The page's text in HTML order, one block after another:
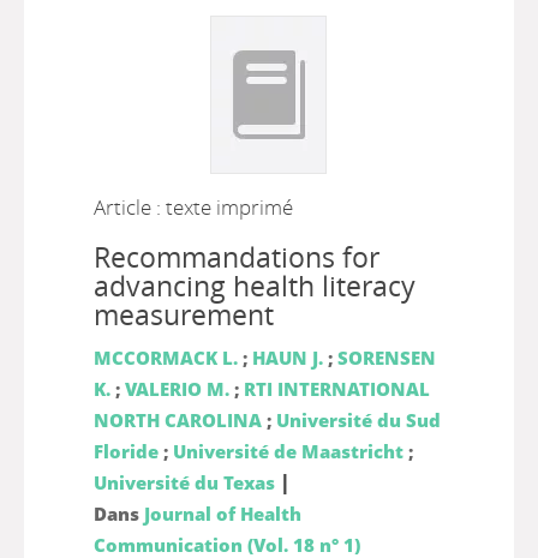
Article : texte imprimé
Recommandations for
advancing health literacy
measurement
MCCORMACK L.; HAUN J.; SORENSEN
K.; VALERIO M.; RTI INTERNATIONAL
NORTH CAROLINA; Université du Sud
Floride; Université de Maastricht;
Université du Texas |
Dans Journal of Health
Communication (Vol. 18 n° 1)